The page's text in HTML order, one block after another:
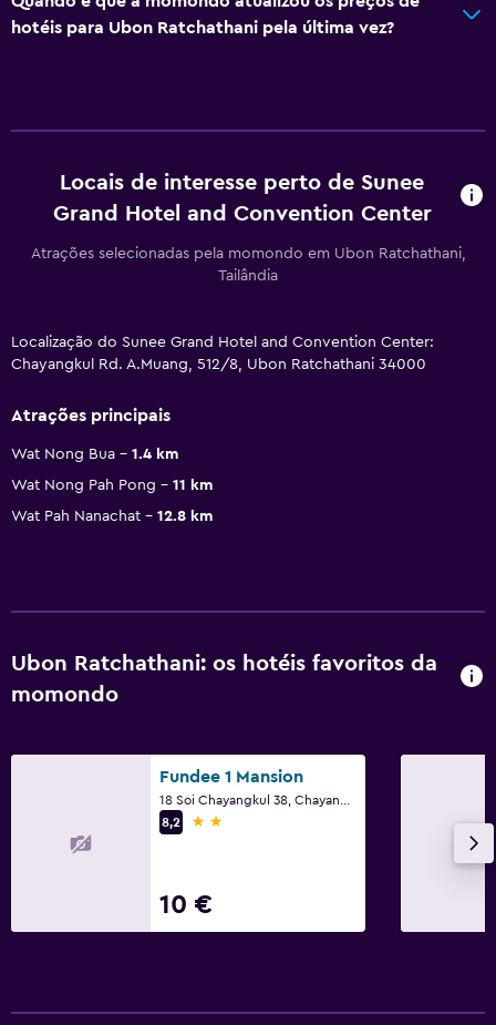
hotéis para Ubon Ratchathani pela última vez?
Locais de interesse perto de Sunee
Grand Hotel and Convention Center
Atrações selecionadas pela momondo em Ubon Ratchathani,
Tailândia
Localização do Sunee Grand Hotel and Convention Center:
Chayangkul Rd. A.Muang, 512/8, Ubon Ratchathani 34000
Atrações principais
Wat Nong Bua
1.4 km
Wat Nong Pah Pong
11 km
Wat Pah Nanachat
12.8 km
Ubon Ratchathani: os hotéis favoritos da
momondo
Fundee 1 Mansion
8,2
2 estrelas
10 €